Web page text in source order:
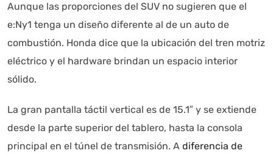
Aunque las proporciones del SUV no sugieren que el
e:Ny1 tenga un diseño diferente al de un auto de
combustión. Honda dice que la ubicación del tren motriz
eléctrico y el hardware brindan un espacio interior
sólido.
La gran pantalla táctil vertical es de 15.1″ y se extiende
desde la parte superior del tablero, hasta la consola
principal en el túnel de transmisión. A diferencia de